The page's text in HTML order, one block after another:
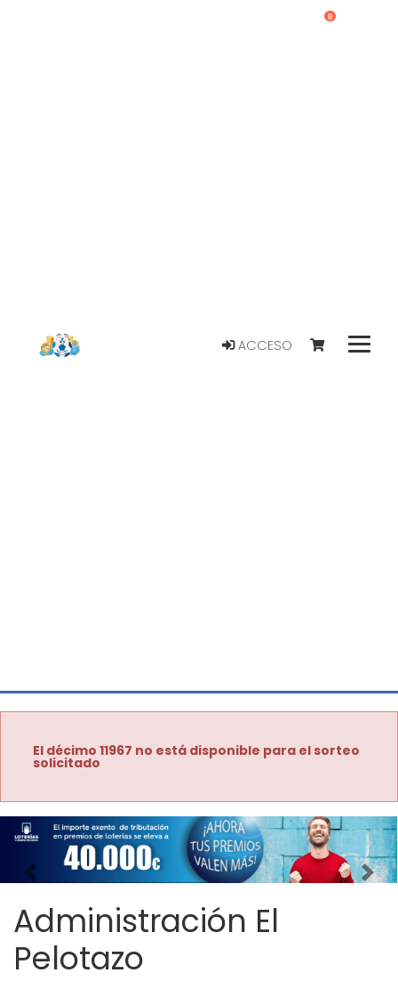
ACCESO
0
El décimo 11967 no está disponible para el sorteo
solicitado
Imagen anterior
Administración El
Pelotazo